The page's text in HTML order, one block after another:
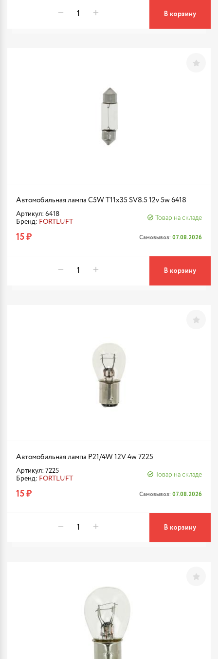
В корзину
Автомобильная лампа C5W T11x35 SV8.5 12v 5w 6418
Артикул: 6418
Бренд: FORTLUFT
Товар на складе
15 ₽ Самовывоз: 07.08.2026
В корзину
Автомобильная лампа P21/4W 12V 4w 7225
Артикул: 7225
Бренд: FORTLUFT
Товар на складе
15 ₽ Самовывоз: 07.08.2026
В корзину